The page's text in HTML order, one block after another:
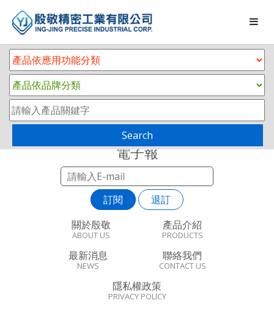
Search
關於殷敬
ABOUT US
產品介紹
PRODUCTS
最新消息
NEWS
聯絡我們
CONTACT US
隱私權政策
PRIVACY POLICY
電子報
訂閱 退訂